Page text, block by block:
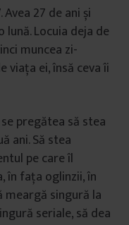
27 de ani și
Locuia deja de
muncea zi-
viața ei, însă ceva îi
pregătea să stea
ani. Să stea
pe care îl
în fața oglinzii, în
meargă singură la
seriale, să dea